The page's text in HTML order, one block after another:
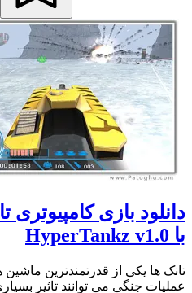
دانلود بازی
با HyperTankz v1.0
تانک ها یکی از قدرتمندترین